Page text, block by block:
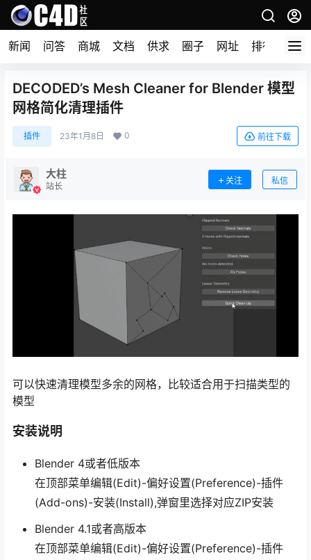
新闻 问答 商城 文档 供求 圈子 网址 排行榜
DECODED’s Mesh Cleaner for Blender 模型
网格简化清理插件
插件 23年1月8日 0 前往下载
大柱
站长
关注 私信
可以快速清理模型多余的网格，比较适合用于扫描类型的
模型
安装说明
Blender 4或者低版本
在顶部菜单编辑(Edit)-偏好设置(Preference)-插件
(Add-ons)-安装(Install),弹窗里选择对应ZIP安装
Blender 4.1或者高版本
在顶部菜单编辑(Edit)-偏好设置(Preference)-插件